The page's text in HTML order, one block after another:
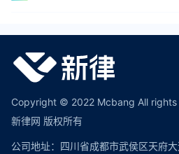
Copyright © 2022 Mcbang All rights
新律网 版权所有
公司地址：四川省成都市武侯区天府